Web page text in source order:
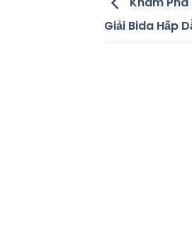
Giải Bida Hấp